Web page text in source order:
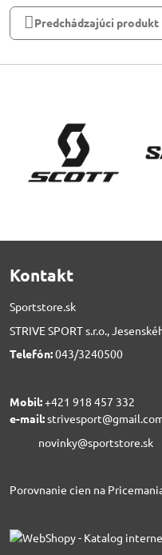
Predchádzajúci produkt
Kontakt
Sportstore.sk
STRIVE SPORT s.r.o.,
Telefón:043/3240500
Mobil:+421 918 457 332
e-mail:
novinky@sportstore.sk
Porovnanie cien na